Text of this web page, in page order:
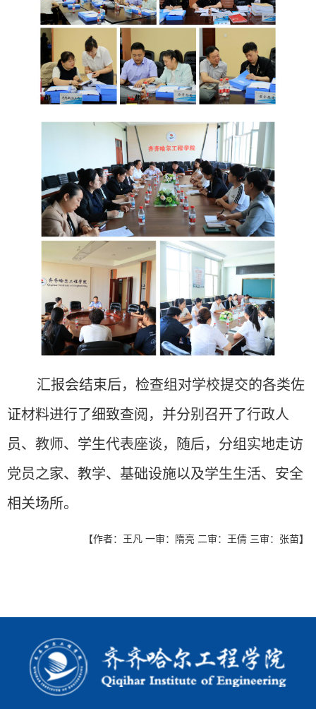
汇报会结束后，检查组对学校提交的各类佐
证材料进行了细致查阅，并分别召开了行政人
员、教师、学生代表座谈，随后，分组实地走访
党员之家、教学、基础设施以及学生生活、安全
相关场所。
【作者：王凡 一审：隋亮 二审：王倩 三审：张苗】